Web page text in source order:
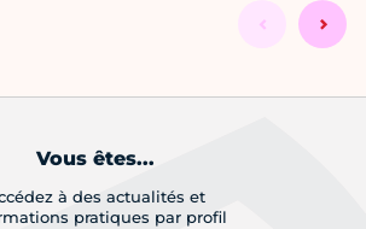
Vous êtes...
à des actualités et
pratiques par profil